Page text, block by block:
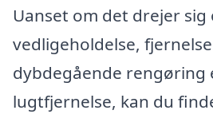
Uanset om det drejer sig
vedligeholdelse,
dybdegående rengøring
lugtfjernelse, kan du